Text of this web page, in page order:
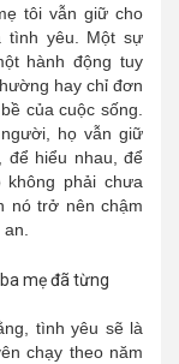
tôi vẫn giữ cho
tình yêu. Một sự
hành động tuy
hay chỉ đơn
của cuộc sống.
họ vẫn giữ
để hiểu nhau, để
không phải chưa
nó trở nên chậm
an.
tình yêu sẽ là
chạy theo năm